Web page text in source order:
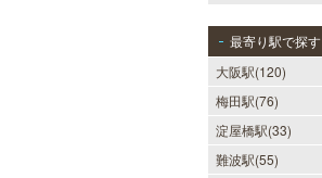
最寄り駅で探す
大阪駅(120)
梅田駅(76)
淀屋橋駅(33)
難波駅(55)